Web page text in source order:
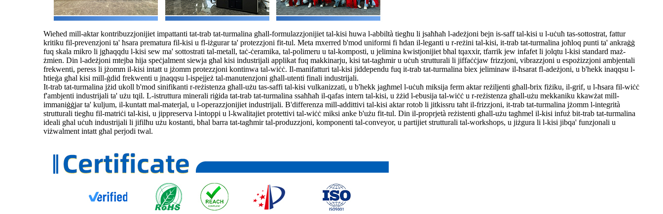
Wieħed mill-aktar kontribuzzjonijiet impattanti tat-trab tat-turmalina għall-formulazzjonijiet tal-kisi huwa l-abbiltà tiegħu li jsaħħaħ l-adeżjoni bejn is-saff tal-kisi u l-uċuħ tas-sottostrat, fattur
kritiku fil-prevenzjoni ta' ħsara prematura fil-kisi u fl-iżgurar ta' protezzjoni fit-tul. Meta mxerred b'mod uniformi fi ħdan il-leganti u r-reżini tal-kisi, it-trab tat-turmalina joħloq punti ta' ankraġġ
fuq skala mikro li jgħaqqdu l-kisi sew ma' sottostrati tal-metall, taċ-ċeramika, tal-polimeru u tal-komposti, u jelimina kwistjonijiet bħal tqaxxir, tfarrik jew infafet li jolqtu l-kisi standard maż-
żmien. Din l-adeżjoni mtejba hija speċjalment siewja għal kisi industrijali applikat fuq makkinarju, kisi tat-tagħmir u uċuħ strutturali li jiffaċċjaw frizzjoni, vibrazzjoni u espożizzjoni ambjentali
frekwenti, peress li jżomm il-kisi intatt u jżomm protezzjoni kontinwa tal-wiċċ. Il-manifatturi tal-kisi jiddependu fuq it-trab tat-turmalina biex jeliminaw il-ħsarat fl-adeżjoni, u b'hekk inaqqsu l-
ħtieġa għal kisi mill-ġdid frekwenti u jnaqqsu l-ispejjeż tal-manutenzjoni għall-utenti finali industrijali.
It-trab tat-turmalina jżid ukoll b'mod sinifikanti r-reżistenza għall-użu tas-saffi tal-kisi vulkanizzati, u b'hekk jagħmel l-uċuħ miksija ferm aktar reżiljenti għall-brix fiżiku, il-grif, u l-ħsara fil-wiċċ
f'ambjenti industrijali ta' użu tqil. L-istruttura minerali riġida tat-trab tat-turmalina ssaħħaħ il-qafas intern tal-kisi, u żżid l-ebusija tal-wiċċ u r-reżistenza għall-użu mekkaniku kkawżat mill-
immaniġġjar ta' kuljum, il-kuntatt mal-materjal, u l-operazzjonijiet industrijali. B'differenza mill-addittivi tal-kisi aktar rotob li jitkissru taħt il-frizzjoni, it-trab tat-turmalina jżomm l-integrità
strutturali tiegħu fil-matriċi tal-kisi, u jippreserva l-intoppi u l-kwalitajiet protettivi tal-wiċċ miksi anke b'użu fit-tul. Din il-proprjetà reżistenti għall-użu tagħmel il-kisi infuż bit-trab tat-turmalina
ideali għal uċuħ industrijali li jifilħu użu kostanti, bħal barra tat-tagħmir tal-produzzjoni, komponenti tal-conveyor, u partijiet strutturali tal-workshops, u jiżgura li l-kisi jibqa' funzjonali u
viżwalment intatt għal perjodi twal.